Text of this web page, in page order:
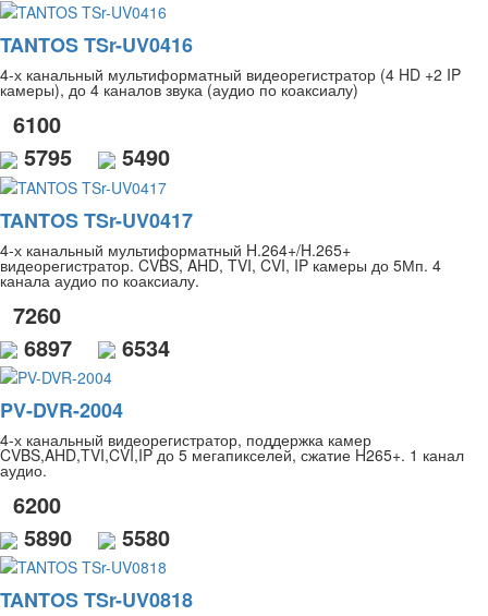
TANTOS TSr-UV0416
4-х канальный мультиформатный видеорегистратор (4 HD +2 IP
камеры), до 4 каналов звука (аудио по коаксиалу)
6100
5795
5490
TANTOS TSr-UV0417
4-х канальный мультиформатный H.264+/H.265+
видеорегистратор. CVBS, AHD, TVI, CVI, IP камеры до 5Мп. 4
канала аудио по коаксиалу.
7260
6897
6534
PV-DVR-2004
4-х канальный видеорегистратор, поддержка камер
CVBS,AHD,TVI,CVI,IP до 5 мегапикселей, сжатие H265+. 1 канал
аудио.
6200
5890
5580
TANTOS TSr-UV0818